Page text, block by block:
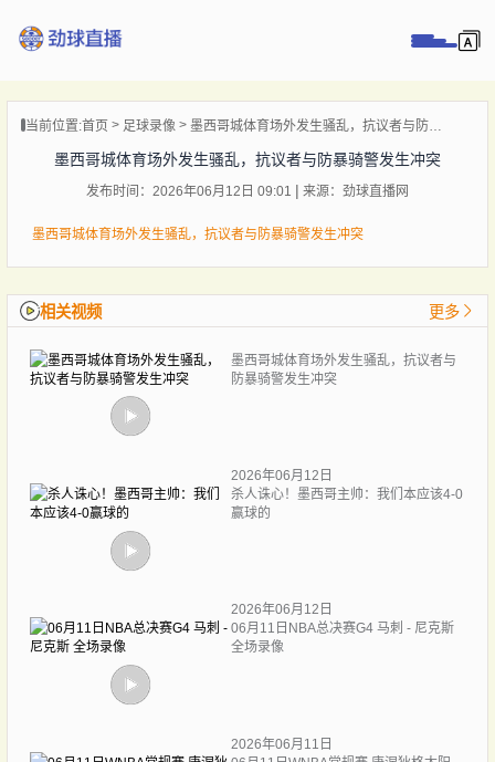
播
闻
当前位置:首页 足球录像 墨西哥城体育场外发生骚乱，抗议者与防暴骑警发生冲突
墨西哥城体育场外发生骚乱，抗议者与防暴骑警发生冲突
发布时间：2026年06月12日 09:01 来源：劲球直播网
墨西哥城体育场外发生骚乱，抗议者与防暴骑警发生冲突
相关视频 更多
墨西哥城体育场外发生骚乱，抗议者与
防暴骑警发生冲突
2026年06月12日
杀人诛心！墨西哥主帅：我们本应该4-0
赢球的
2026年06月12日
06月11日NBA总决赛G4 马刺 - 尼克斯
全场录像
2026年06月11日